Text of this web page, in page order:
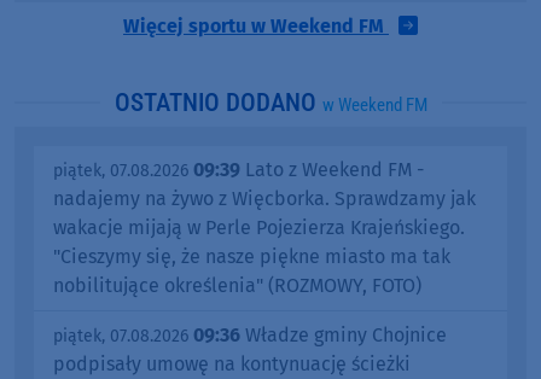
Więcej sportu w Weekend FM
OSTATNIO DODANO w Weekend FM
piątek, 07.08.2026 09:39 Lato z Weekend FM -
nadajemy na żywo z Więcborka. Sprawdzamy jak
wakacje mijają w Perle Pojezierza Krajeńskiego.
"Cieszymy się, że nasze piękne miasto ma tak
nobilitujące określenia" (ROZMOWY, FOTO)
piątek, 07.08.2026 09:36 Władze gminy Chojnice
podpisały umowę na kontynuację ścieżki